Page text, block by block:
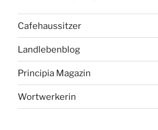
Cafehaussitzer
Landlebenblog
Principia Magazin
Wortwerkerin